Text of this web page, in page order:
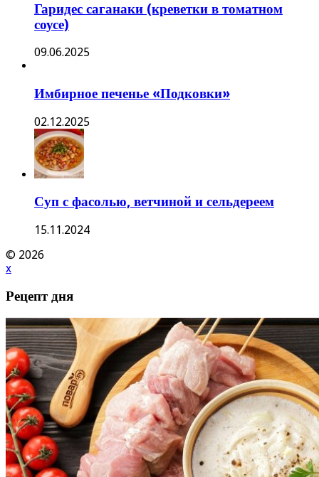
Гаридес саганаки (креветки в томатном
соусе)
09.06.2025
Имбирное печенье «Подковки»
02.12.2025
Суп с фасолью, ветчиной и сельдереем
15.11.2024
© 2026
x
Рецепт дня